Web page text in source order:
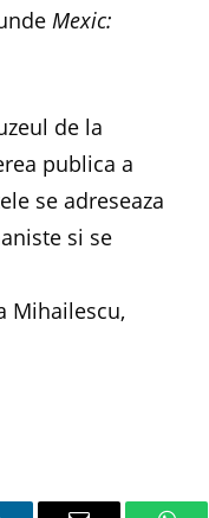
Mexic:
de la
publica a
se adreseaza
si se
Mihailescu,